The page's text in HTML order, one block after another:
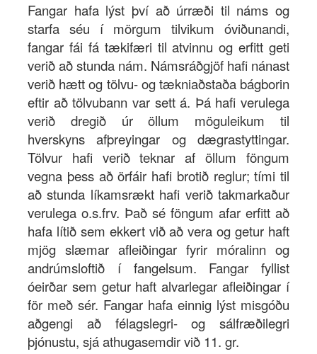
Fangar hafa lýst því að úrræði til náms og
starfa séu í mörgum tilvikum óviðunandi,
fangar fái fá tækifæri til atvinnu og erfitt geti
verið að stunda nám. Námsráðgjöf hafi nánast
verið hætt og tölvu- og tækniaðstaða bágborin
eftir að tölvubann var sett á. Þá hafi verulega
verið dregið úr öllum möguleikum til
hverskyns afþreyingar og dægrastyttingar.
Tölvur hafi verið teknar af öllum föngum
vegna þess að örfáir hafi brotið reglur; tími til
að stunda líkamsrækt hafi verið takmarkaður
verulega o.s.frv. Það sé föngum afar erfitt að
hafa lítið sem ekkert við að vera og getur haft
mjög slæmar afleiðingar fyrir móralinn og
andrúmsloftið í fangelsum. Fangar fyllist
óeirðar sem getur haft alvarlegar afleiðingar í
för með sér. Fangar hafa einnig lýst misgóðu
aðgengi að félagslegri- og sálfræðilegri
þjónustu, sjá athugasemdir við 11. gr.